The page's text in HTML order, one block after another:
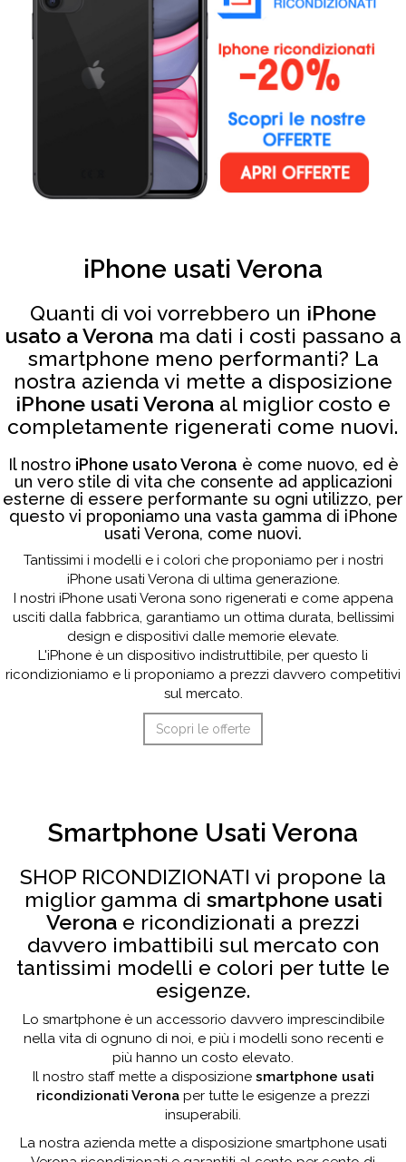
iPhone usati Verona
Quanti di voi vorrebbero un iPhone
usato a Veronama dati i costi passano a
smartphone meno performanti? La
nostra azienda vi mette a disposizione
iPhone usati Verona al miglior costo e
completamente rigenerati come nuovi.
Il nostro iPhone usato Verona è come nuovo, ed è
un vero stile di vita che consente ad applicazioni
esterne di essere performante su ogni utilizzo, per
questo vi proponiamo una vasta gamma di iPhone
usati Verona, come nuovi.
Tantissimi i modelli e i colori che proponiamo per i nostri
iPhone usati Verona di ultima generazione.
I nostri iPhone usati Verona sono rigenerati e come appena
usciti dalla fabbrica, garantiamo un ottima durata, bellissimi
design e dispositivi dalle memorie elevate.
L'iPhone è un dispositivo indistruttibile, per questo li
ricondizioniamo e li proponiamo a prezzi davvero competitivi
sul mercato.
Scopri le offerte
Smartphone Usati Verona
SHOP RICONDIZIONATI vi propone la
miglior gamma di smartphone usati
Verona e ricondizionati a prezzi
davvero imbattibili sul mercato con
tantissimi modelli e colori per tutte le
esigenze.
Lo smartphone è un accessorio davvero imprescindibile
nella vita di ognuno di noi, e più i modelli sono recenti e
più hanno un costo elevato.
Il nostro staff mette a disposizione smartphone usati
ricondizionati Verona per tutte le esigenze a prezzi
insuperabili.
La nostra azienda mette a disposizione smartphone usati